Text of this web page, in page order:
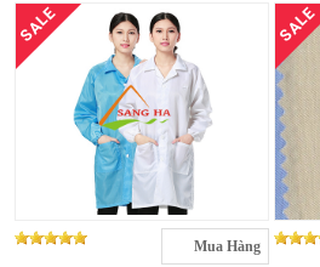
SALE
Mua Hàng
SALE